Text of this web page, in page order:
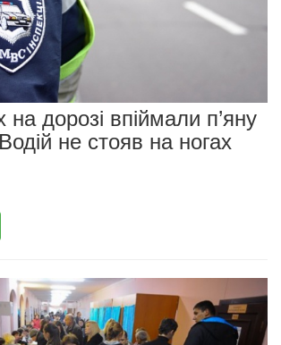
дорозі впіймали п’яну
не стояв на ногах